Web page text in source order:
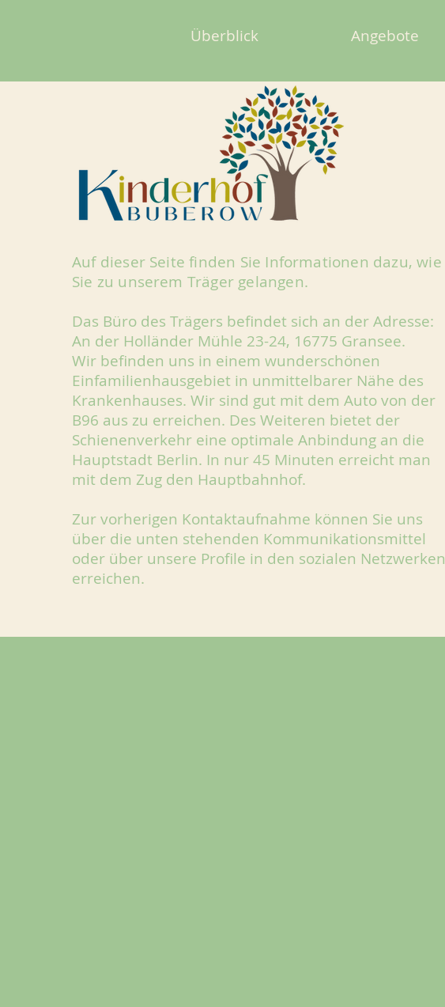
Überblick Angebote
Auf dieser Seite finden Sie Informationen dazu, wie
Sie zu unserem Träger gelangen.
Das Büro des Trägers befindet sich an der Adresse:
An der Holländer Mühle 23-24, 16775 Gransee.
Wir befinden uns in einem wunderschönen
Einfamilienhausgebiet in unmittelbarer Nähe des
Krankenhauses. Wir sind gut mit dem Auto von der
B96 aus zu erreichen. Des Weiteren bietet der
Schienenverkehr eine optimale Anbindung an die
Hauptstadt Berlin. In nur 45 Minuten erreicht man
mit dem Zug den Hauptbahnhof.
Zur vorherigen Kontaktaufnahme können Sie uns
über die unten stehenden Kommunikationsmittel
oder über unsere Profile in den sozialen Netzwerken
erreichen.